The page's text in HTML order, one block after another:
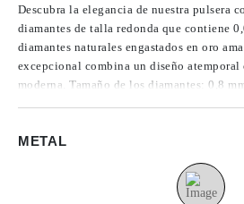
Descubra la elegancia de nuestra pulsera
diamantes de talla redonda que contiene
diamantes naturales engastados en oro
excepcional combina un diseño
moderna. Tamaño de los diamantes: 0,8
METAL